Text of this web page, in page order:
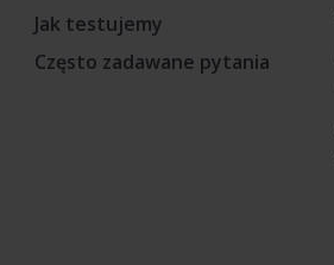
Jak testujemy
Często zadawane pytania